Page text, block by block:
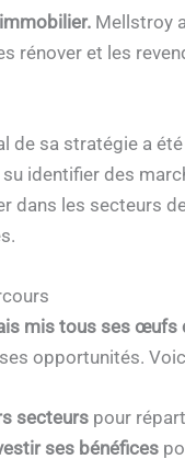
Mellstroy
rénover et les
de sa stratégie a été
identifier des
dans les secteurs
mis tous ses œufs
opportunités.
secteurs pour
ses bénéfices